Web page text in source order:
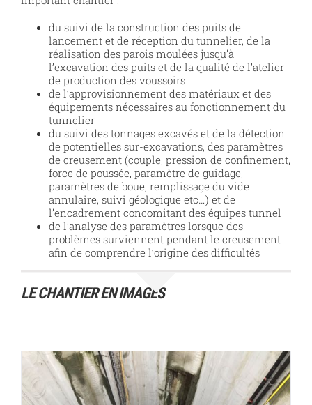
du suivi de la construction des puits de
lancement et de réception du tunnelier, de la
réalisation des parois moulées jusqu’à
l’excavation des puits et de la qualité de l’atelier
de production des voussoirs
de l’approvisionnement des matériaux et des
équipements nécessaires au fonctionnement du
tunnelier
du suivi des tonnages excavés et de la détection
de potentielles sur-excavations, des paramètres
de creusement (couple, pression de confinement,
force de poussée, paramètre de guidage,
paramètres de boue, remplissage du vide
annulaire, suivi géologique etc…) et de
l’encadrement concomitant des équipes tunnel
de l’analyse des paramètres lorsque des
problèmes surviennent pendant le creusement
afin de comprendre l’origine des difficultés
LE CHANTIER EN IMAGES